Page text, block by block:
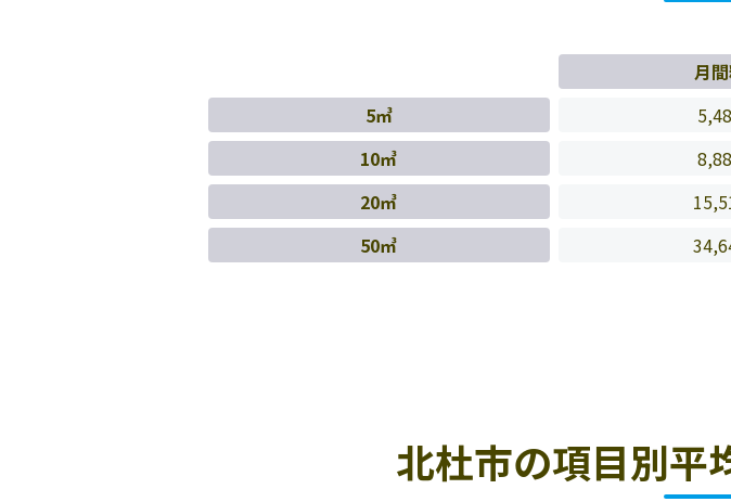
月
5㎥
10㎥
20㎥
50㎥
北杜市の項目別平